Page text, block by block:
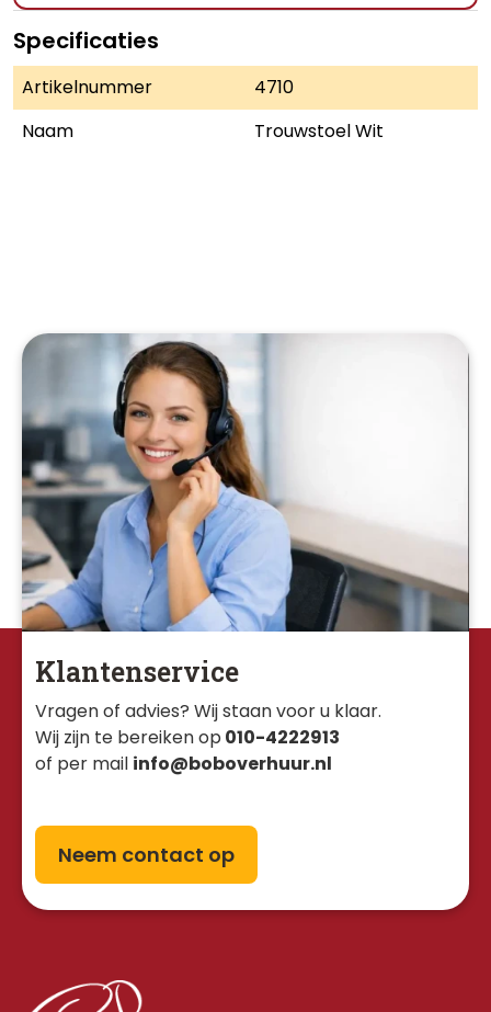
Specificaties
Artikelnummer
4710
Naam
Trouwstoel Wit
Klantenservice
Vragen of advies? Wij staan voor u klaar.
Wij zijn te bereiken op 010-4222913
of per mail info@boboverhuur.nl
Neem contact op